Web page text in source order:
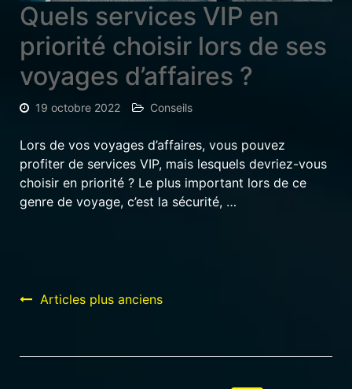
Quels services VIP en
priorité choisir lors de ses
voyages d’affaires ?
19 octobre 2022 Conseils
Lors de vos voyages d’affaires, vous pouvez
profiter de services VIP, mais lesquels devriez-vous
choisir en priorité ? Le plus important lors de ce
genre de voyage, c’est la sécurité, …
Navigation
articles
Articles plus anciens